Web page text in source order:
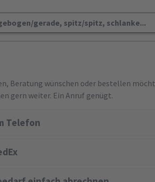
gerade, spitz/spitz, schlanke...
Beratung wünschen oder bestellen
gern weiter. Ein Anruf genügt.
Telefon